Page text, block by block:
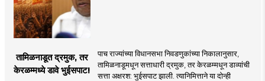
तामिळनाडूत द्रमुक, तर
केरळम्मध्ये डावे भुईसपाट!
पाच राज्यांच्या विधानसभा निवडणुकांच्या निकालानुसार,
तामिळनाडूमधून सत्ताधारी द्रमुक, तर केरळम्मधून डाव्यांची
सत्ता अक्षरश: भुईसपाट झाली. त्यानिमित्ताने या दोन्ही